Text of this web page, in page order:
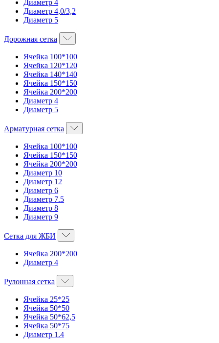
Диаметр 4
Диаметр 4,0/3,2
Диаметр 5
Дорожная сетка
Ячейка 100*100
Ячейка 120*120
Ячейка 140*140
Ячейка 150*150
Ячейка 200*200
Диаметр 4
Диаметр 5
Арматурная сетка
Ячейка 100*100
Ячейка 150*150
Ячейка 200*200
Диаметр 10
Диаметр 12
Диаметр 6
Диаметр 7.5
Диаметр 8
Диаметр 9
Сетка для ЖБИ
Ячейка 200*200
Диаметр 4
Рулонная сетка
Ячейка 25*25
Ячейка 50*50
Ячейка 50*62,5
Ячейка 50*75
Диаметр 1.4